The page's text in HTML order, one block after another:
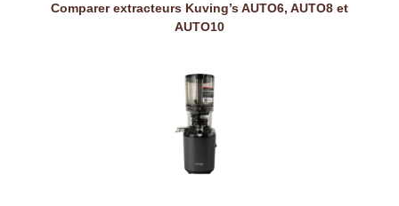
Comparer extracteurs Kuving’s AUTO6, AUTO8 et
AUTO10